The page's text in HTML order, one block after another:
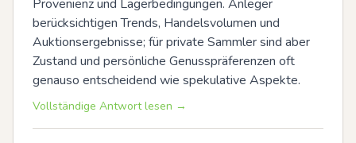
Provenienz und Lagerbedingungen. Anleger
berücksichtigen Trends, Handelsvolumen und
Auktionsergebnisse; für private Sammler sind aber
Zustand und persönliche Genusspräferenzen oft
genauso entscheidend wie spekulative Aspekte.
Vollständige Antwort lesen →